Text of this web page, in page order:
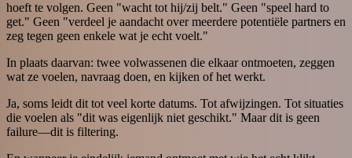
hoeft te volgen. Geen "wacht tot hij/zij belt." Geen "speel hard to
get." Geen "verdeel je aandacht over meerdere potentiële partners en
zeg tegen geen enkele wat je echt voelt."
In plaats daarvan: twee volwassenen die elkaar ontmoeten, zeggen
wat ze voelen, navraag doen, en kijken of het werkt.
Ja, soms leidt dit tot veel korte datums. Tot afwijzingen. Tot situaties
die voelen als "dit was eigenlijk niet geschikt." Maar dit is geen
failure—dit is filtering.